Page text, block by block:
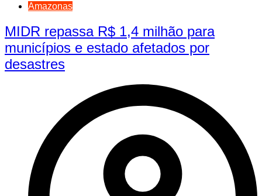
Amazonas
MIDR repassa R$ 1,4 milhão para
municípios e estado afetados por
desastres